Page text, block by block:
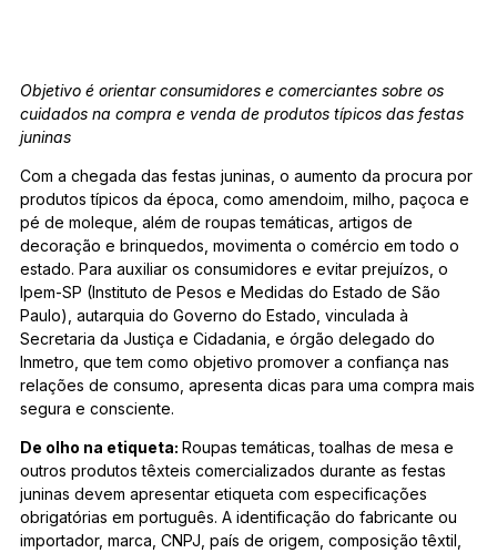
Objetivo é orientar consumidores e comerciantes sobre os
cuidados na compra e venda de produtos típicos das festas
juninas
Com a chegada das festas juninas, o aumento da procura por
produtos típicos da época, como amendoim, milho, paçoca e
pé de moleque, além de roupas temáticas, artigos de
decoração e brinquedos, movimenta o comércio em todo o
estado. Para auxiliar os consumidores e evitar prejuízos, o
Ipem-SP (Instituto de Pesos e Medidas do Estado de São
Paulo), autarquia do Governo do Estado, vinculada à
Secretaria da Justiça e Cidadania, e órgão delegado do
Inmetro, que tem como objetivo promover a confiança nas
relações de consumo, apresenta dicas para uma compra mais
segura e consciente.
De olho na etiqueta: Roupas temáticas, toalhas de mesa e
outros produtos têxteis comercializados durante as festas
juninas devem apresentar etiqueta com especificações
obrigatórias em português. A identificação do fabricante ou
importador, marca, CNPJ, país de origem, composição têxtil,